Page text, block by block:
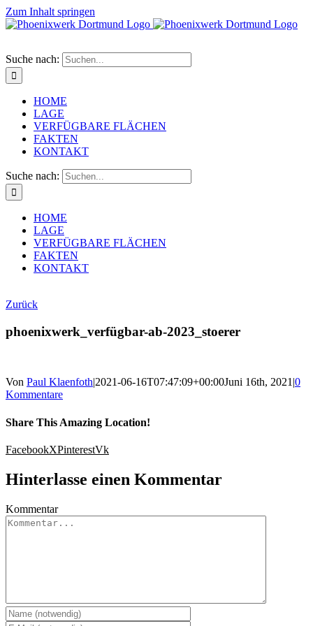
Zum Inhalt springen
Suche nach:
HOME
LAGE
VERFÜGBARE FLÄCHEN
FAKTEN
KONTAKT
Suche nach:
HOME
LAGE
VERFÜGBARE FLÄCHEN
FAKTEN
KONTAKT
Zurück
phoenixwerk_verfügbar-ab-2023_stoerer
Von Paul Klaenfoth|2021-06-16T07:47:09+00:00Juni 16th, 2021|0
Kommentare
Share This Amazing Location!
FacebookXPinterestVk
Hinterlasse einen Kommentar
Kommentar